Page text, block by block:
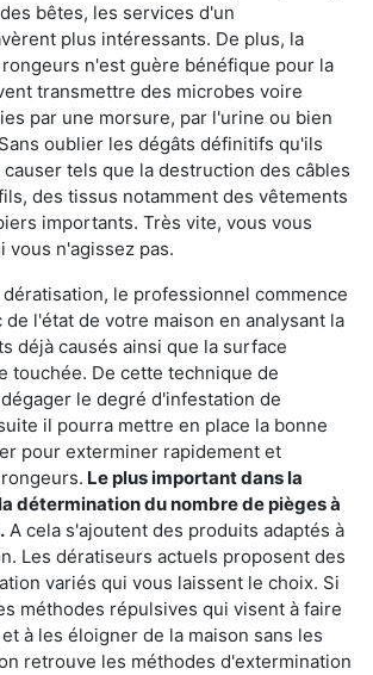
bêtes, les services d'un
plus intéressants. De plus, la
n'est guère bénéfique pour la
transmettre des microbes voire
par une morsure, par l'urine ou bien
oublier les dégâts définitifs qu'ils
tels que la destruction des câbles
des tissus notamment des vêtements
importants. Très vite, vous vous
vous n'agissez pas.
le professionnel commence
de l'état de votre maison en analysant la
déjà causés ainsi que la surface
touchée. De cette technique de
le degré d'infestation de
il pourra mettre en place la bonne
pour exterminer rapidement et
Le plus important dans la
détermination du nombre de pièges à
A cela s'ajoutent des produits adaptés à
Les dératiseurs actuels proposent des
variés qui vous laissent le choix. Si
méthodes répulsives qui visent à faire
à les éloigner de la maison sans les
retrouve les méthodes d'extermination